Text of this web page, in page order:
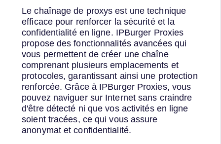
Le chaînage de proxys est une technique
efficace pour renforcer la sécurité et la
confidentialité en ligne. IPBurger Proxies
propose des fonctionnalités avancées qui
vous permettent de créer une chaîne
comprenant plusieurs emplacements et
protocoles, garantissant ainsi une protection
renforcée. Grâce à IPBurger Proxies, vous
pouvez naviguer sur Internet sans craindre
d'être détecté ni que vos activités en ligne
soient tracées, ce qui vous assure
anonymat et confidentialité.